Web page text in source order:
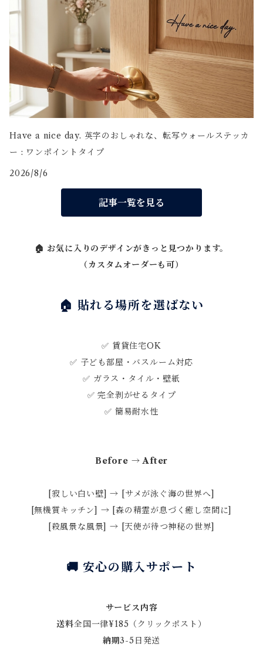
Have a nice day. 英字のおしゃれな、転写ウォールステッカ
ー : ワンポイントタイプ
2026/8/6
記事一覧を見る
🏠 お気に入りのデザインがきっと見つかります。
（カスタムオーダーも可）
🏠 貼れる場所を選ばない
✅ 賃貸住宅OK
✅ 子ども部屋・バスルーム対応
✅ ガラス・タイル・壁紙
✅ 完全剥がせるタイプ
✅ 簡易耐水性
Before →After
[寂しい白い壁] → [サメが泳ぐ海の世界へ]
[無機質キッチン] → [森の精霊が息づく癒し空間に]
[殺風景な風景] → [天使が待つ神秘の世界]
🚚 安心の購入サポート
サービス内容
送料全国一律¥185（クリックポスト）
納期3-5日発送